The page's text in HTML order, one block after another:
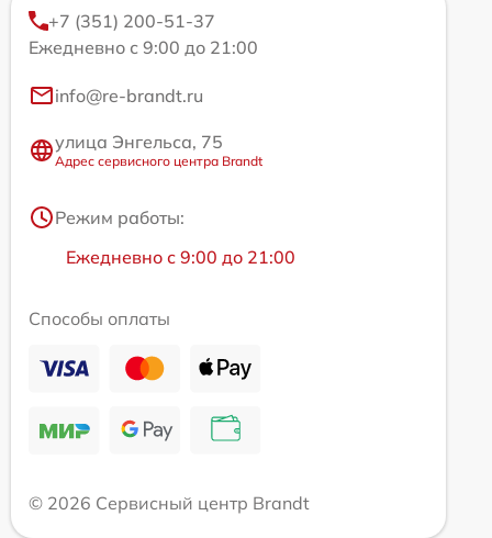
+7 (351) 200-51-37
Ежедневно с 9:00 до 21:00
info@re-brandt.ru
улица Энгельса, 75
Адрес сервисного центра Brandt
Режим работы:
Ежедневно с 9:00 до 21:00
Способы оплаты
© 2026 Сервисный центр Brandt